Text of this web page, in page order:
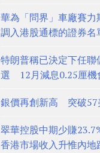
華為「問界」車廠賽力
調入港股通標的證券名
特朗普稱已決定下任聯
選 12月減息0.25厘機
銀價再創新高 突破57
翠華控股中期少賺
香港市場收入升惟內地